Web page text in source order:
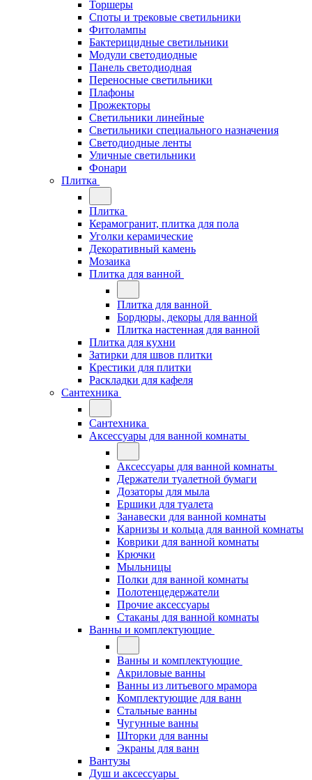
Торшеры
Споты и трековые светильники
Фитолампы
Бактерицидные светильники
Модули светодиодные
Панель светодиодная
Переносные светильники
Плафоны
Прожекторы
Светильники линейные
Светильники специального назначения
Светодиодные ленты
Уличные светильники
Фонари
Плитка
Плитка
Керамогранит, плитка для пола
Уголки керамические
Декоративный камень
Мозаика
Плитка для ванной
Плитка для ванной
Бордюры, декоры для ванной
Плитка настенная для ванной
Плитка для кухни
Затирки для швов плитки
Крестики для плитки
Раскладки для кафеля
Сантехника
Сантехника
Аксессуары для ванной комнаты
Аксессуары для ванной комнаты
Держатели туалетной бумаги
Дозаторы для мыла
Ершики для туалета
Занавески для ванной комнаты
Карнизы и кольца для ванной комнаты
Коврики для ванной комнаты
Крючки
Мыльницы
Полки для ванной комнаты
Полотенцедержатели
Прочие аксессуары
Стаканы для ванной комнаты
Ванны и комплектующие
Ванны и комплектующие
Акриловые ванны
Ванны из литьевого мрамора
Комплектующие для ванн
Стальные ванны
Чугунные ванны
Шторки для ванны
Экраны для ванн
Вантузы
Душ и аксессуары